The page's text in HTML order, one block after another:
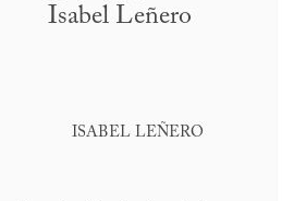
Isabel Leñero
ISABEL LEÑERO